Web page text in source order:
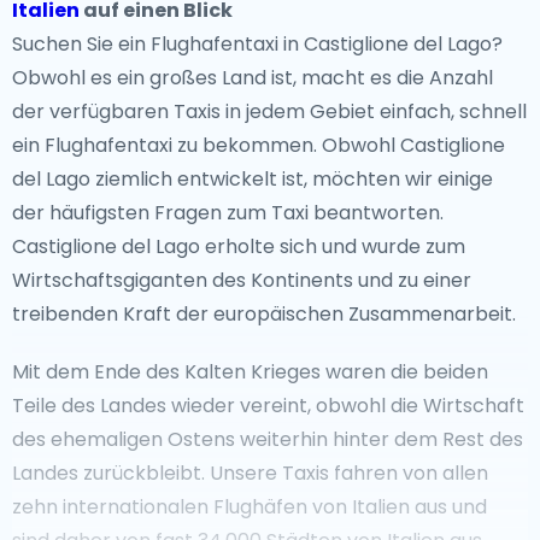
Italien auf einen Blick
Suchen Sie ein Flughafentaxi in Castiglione del Lago?
Obwohl es ein großes Land ist, macht es die Anzahl
der verfügbaren Taxis in jedem Gebiet einfach, schnell
ein Flughafentaxi zu bekommen. Obwohl Castiglione
del Lago ziemlich entwickelt ist, möchten wir einige
der häufigsten Fragen zum Taxi beantworten.
Castiglione del Lago erholte sich und wurde zum
Wirtschaftsgiganten des Kontinents und zu einer
treibenden Kraft der europäischen Zusammenarbeit.
Mit dem Ende des Kalten Krieges waren die beiden
Teile des Landes wieder vereint, obwohl die Wirtschaft
des ehemaligen Ostens weiterhin hinter dem Rest des
Landes zurückbleibt. Unsere Taxis fahren von allen
zehn internationalen Flughäfen von Italien aus und